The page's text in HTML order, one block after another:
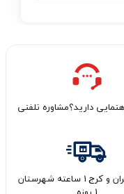
دارید؟مشاوره تلفنی
ارسال تهران و کرج 1 ساعته شهرستان